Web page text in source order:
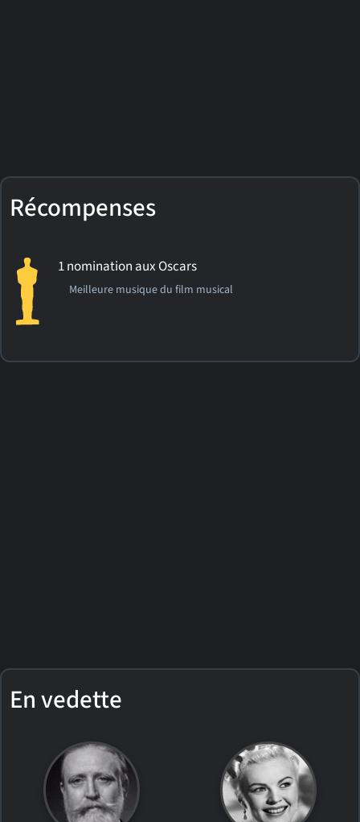
Récompenses
1 nomination aux Oscars
Meilleure musique du film musical
En vedette